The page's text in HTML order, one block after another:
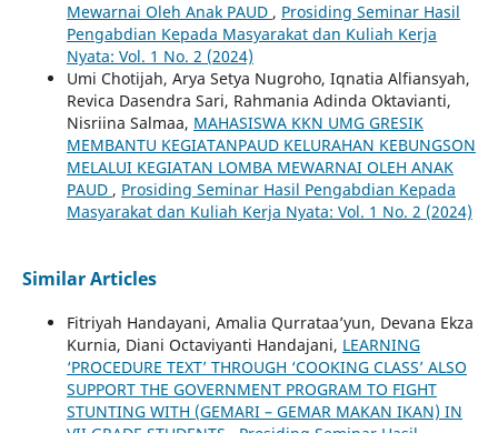
Mewarnai Oleh Anak PAUD , Prosiding Seminar Hasil
Pengabdian Kepada Masyarakat dan Kuliah Kerja
Nyata: Vol. 1 No. 2 (2024)
Umi Chotijah, Arya Setya Nugroho, Iqnatia Alfiansyah,
Revica Dasendra Sari, Rahmania Adinda Oktavianti,
Nisriina Salmaa, MAHASISWA KKN UMG GRESIK
MEMBANTU KEGIATANPAUD KELURAHAN KEBUNGSON
MELALUI KEGIATAN LOMBA MEWARNAI OLEH ANAK
PAUD , Prosiding Seminar Hasil Pengabdian Kepada
Masyarakat dan Kuliah Kerja Nyata: Vol. 1 No. 2 (2024)
Similar Articles
Fitriyah Handayani, Amalia Qurrataa’yun, Devana Ekza
Kurnia, Diani Octaviyanti Handajani, LEARNING
‘PROCEDURE TEXT’ THROUGH ‘COOKING CLASS’ ALSO
SUPPORT THE GOVERNMENT PROGRAM TO FIGHT
STUNTING WITH (GEMARI – GEMAR MAKAN IKAN) IN